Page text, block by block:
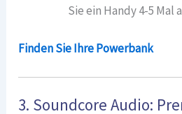
Sie ein Handy 4-5 Mal
Finden Sie Ihre Powerbank
3. Soundcore Audio: